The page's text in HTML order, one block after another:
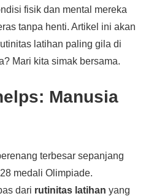
fisik dan mental mereka
tanpa henti. Artikel ini akan
latihan paling gila di
Mari kita simak bersama.
Manusia
terbesar sepanjang
medali Olimpiade.
dari rutinitas latihan yang